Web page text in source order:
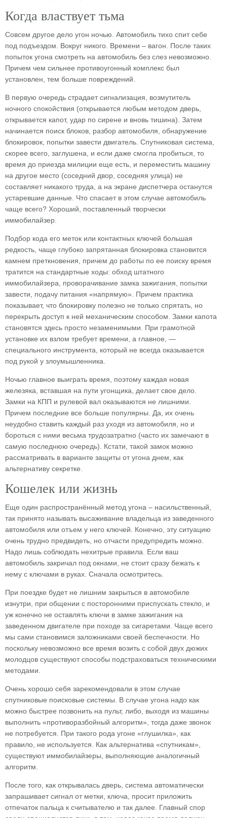
Когда властвует тьма
Совсем другое дело угон ночью. Автомобиль тихо спит себе
под подъездом. Вокруг никого. Времени – вагон. После таких
попыток угона смотреть на автомобиль без слез невозможно.
Причем чем сильнее противоугонный комплекс был
установлен, тем больше повреждений.
В первую очередь страдает сигнализация, возмутитель
ночного спокойствия (открывается любым методом дверь,
открывается капот, удар по сирене и вновь тишина). Затем
начинается поиск блоков, разбор автомобиля, обнаружение
блокировок, попытки завести двигатель. Спутниковая система,
скорее всего, заглушена, и если даже смогла пробиться, то
время до приезда милиции еще есть, и переместить машину
на другое место (соседний двор, соседняя улица) не
составляет никакого труда, а на экране диспетчера останутся
устаревшие данные. Что спасает в этом случае автомобиль
чаще всего? Хороший, поставленный творчески
иммобилайзер.
Подбор кода его меток или контактных ключей большая
редкость, чаще глубоко запрятанная блокировка становится
камнем преткновения, причем до работы по ее поиску время
тратится на стандартные ходы: обход штатного
иммобилайзера, проворачивание замка зажигания, попытки
завести, подачу питания «напрямую». Причем практика
показывает, что блокировку полезно не только спрятать, но
перекрыть доступ к ней механическим способом. Замки капота
становятся здесь просто незаменимыми. При грамотной
установке их взлом требует времени, а главное, —
специального инструмента, который не всегда оказывается
под рукой у злоумышленника.
Ночью главное выиграть время, поэтому каждая новая
железяка, вставшая на пути угонщика, делает свое дело.
Замки на КПП и рулевой вал оказываются не лишними.
Причем последние все больше популярны. Да, их очень
неудобно ставить каждый раз уходя из автомобиля, но и
бороться с ними весьма трудозатратно (часто их замечают в
самую последнюю очередь). Кстати, такой замок можно
рассматривать в варианте защиты от угона днем, как
альтернативу секретке.
Кошелек или жизнь
Еще один распространённый метод угона – насильственный,
так принято называть высаживание владельца из заведенного
автомобиля или отъем у него ключей. Конечно, эту ситуацию
очень трудно предвидеть, но отчасти предупредить можно.
Надо лишь соблюдать нехитрые правила. Если ваш
автомобиль закричал под окнами, не стоит сразу бежать к
нему с ключами в руках. Сначала осмотритесь.
При поездке будет не лишним закрыться в автомобиле
изнутри, при общении с посторонними приспускать стекло, и
уж конечно не оставлять ключи в замке зажигания на
заведенном двигателе при походе за сигаретами. Чаще всего
мы сами становимся заложниками своей беспечности. Но
поскольку невозможно все время возить с собой двух дюжих
молодцов существуют способы подстраховаться техническими
методами.
Очень хорошо себя зарекомендовали в этом случае
спутниковые поисковые системы. В случае угона надо как
можно быстрее позвонить на пульт, либо, выходя из машины
выполнить «противоразбойный алгоритм», тогда даже звонок
не потребуется. При такого рода угоне «глушилка», как
правило, не используется. Как альтернатива «спутникам»,
существуют иммобилайзеры, выполняющие аналогичный
алгоритм.
После того, как открывалась дверь, система автоматически
запрашивает сигнал от метки, ключа, просит приложить
отпечаток пальца к считывателю и так далее. Главный спор